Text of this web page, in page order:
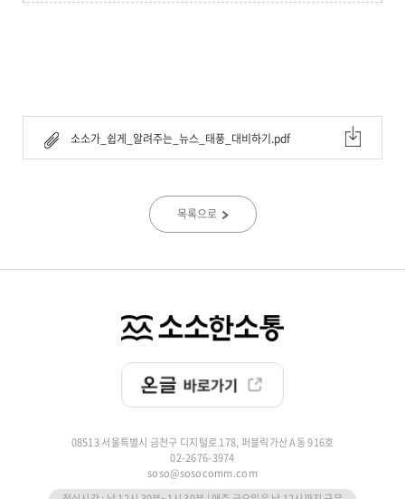
소소가_쉽게_알려주는_뉴스_태풍_대비하기.pdf
목록으로
08513 서울특별시 금천구 디지털로 178, 퍼블릭가산 A동 916호
02-2676-3974
soso@sosocomm.com